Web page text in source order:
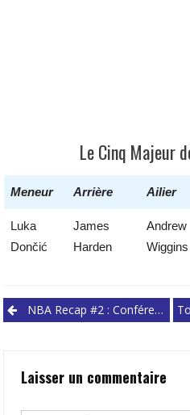
Le Cinq Majeur
Meneur Arrière Ailier
Luka
Dončić
James
Harden
Andrew
Wiggins
PostNBA Recap #2 : Conférence Est
Laisser un commentaire